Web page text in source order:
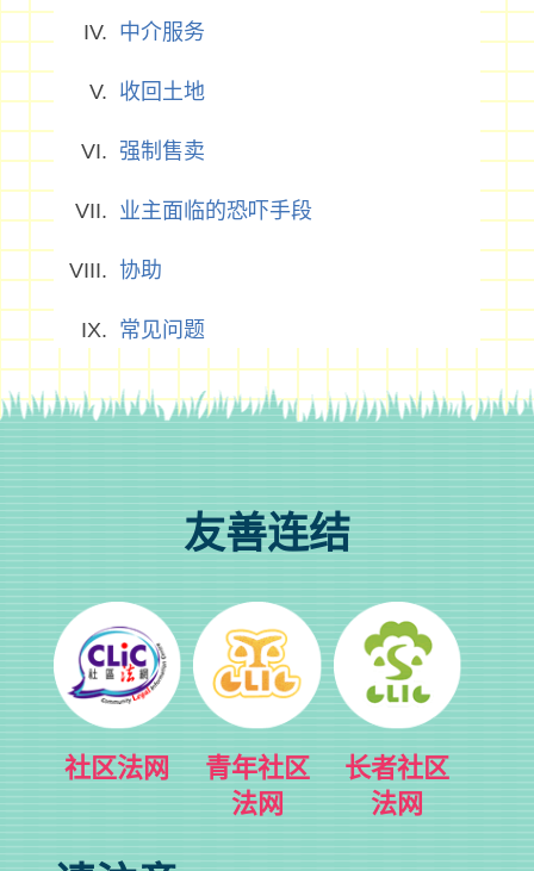
中介服务
收回土地
强制售卖
业主面临的恐吓手段
协助
常见问题
友善连结
社区法网
青年社区
法网
长者社区
法网